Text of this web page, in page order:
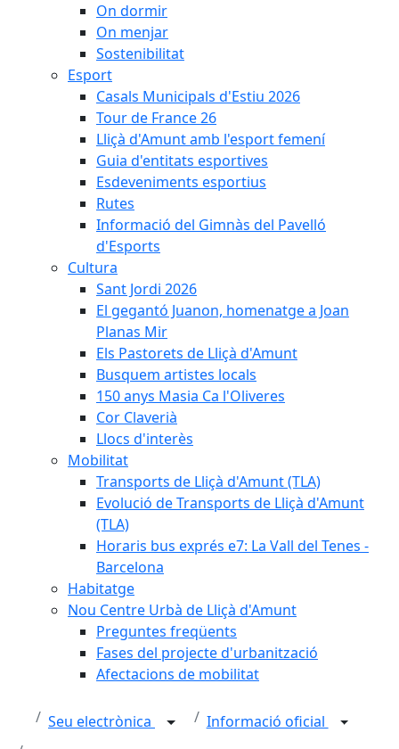
On dormir
On menjar
Sostenibilitat
Esport
Casals Municipals d'Estiu 2026
Tour de France 26
Lliçà d'Amunt amb l'esport femení
Guia d'entitats esportives
Esdeveniments esportius
Rutes
Informació del Gimnàs del Pavelló
d'Esports
Cultura
Sant Jordi 2026
El gegantó Juanon, homenatge a Joan
Planas Mir
Els Pastorets de Lliçà d'Amunt
Busquem artistes locals
150 anys Masia Ca l'Oliveres
Cor Claverià
Llocs d'interès
Mobilitat
Transports de Lliçà d'Amunt (TLA)
Evolució de Transports de Lliçà d'Amunt
(TLA)
Horaris bus exprés e7: La Vall del Tenes -
Barcelona
Habitatge
Nou Centre Urbà de Lliçà d'Amunt
Preguntes freqüents
Fases del projecte d'urbanització
Afectacions de mobilitat
Seu electrònica
Informació oficial